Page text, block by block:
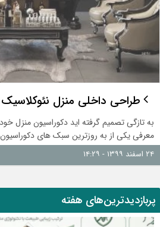
طراحی داخلی منزل نئوکلاسیک
به تازگی تصمیم گرفته اید دکوراسیون منزل خود
معرفی یکی از به روزترین سبک های دکوراسیون
۲۴ اسفند ۱۳۹۹ - ۱۴:۲۹
هفته